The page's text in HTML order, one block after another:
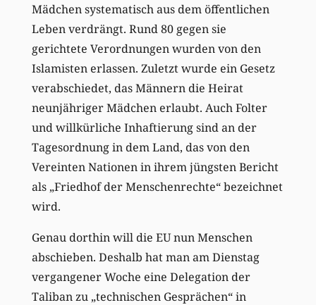
Mädchen systematisch aus dem öffentlichen
Leben verdrängt. Rund 80 gegen sie
gerichtete Verordnungen wurden von den
Islamisten erlassen. Zuletzt wurde ein Gesetz
verabschiedet, das Männern die Heirat
neunjähriger Mädchen erlaubt. Auch Folter
und willkürliche Inhaftierung sind an der
Tagesordnung in dem Land, das von den
Vereinten Nationen in ihrem jüngsten Bericht
als „Friedhof der Menschenrechte“ bezeichnet
wird.
Genau dorthin will die EU nun Menschen
abschieben. Deshalb hat man am Dienstag
vergangener Woche eine Delegation der
Taliban zu „technischen Gesprächen“ in